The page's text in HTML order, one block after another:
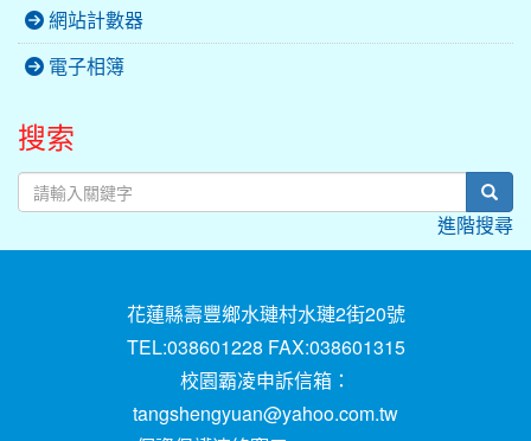
網站計數器
電子相簿
搜索
進階搜尋
花蓮縣壽豐鄉水璉村水璉2街20號
TEL:038601228 FAX:038601315
校園霸凌申訴信箱：
tangshengyuan@yahoo.com.tw